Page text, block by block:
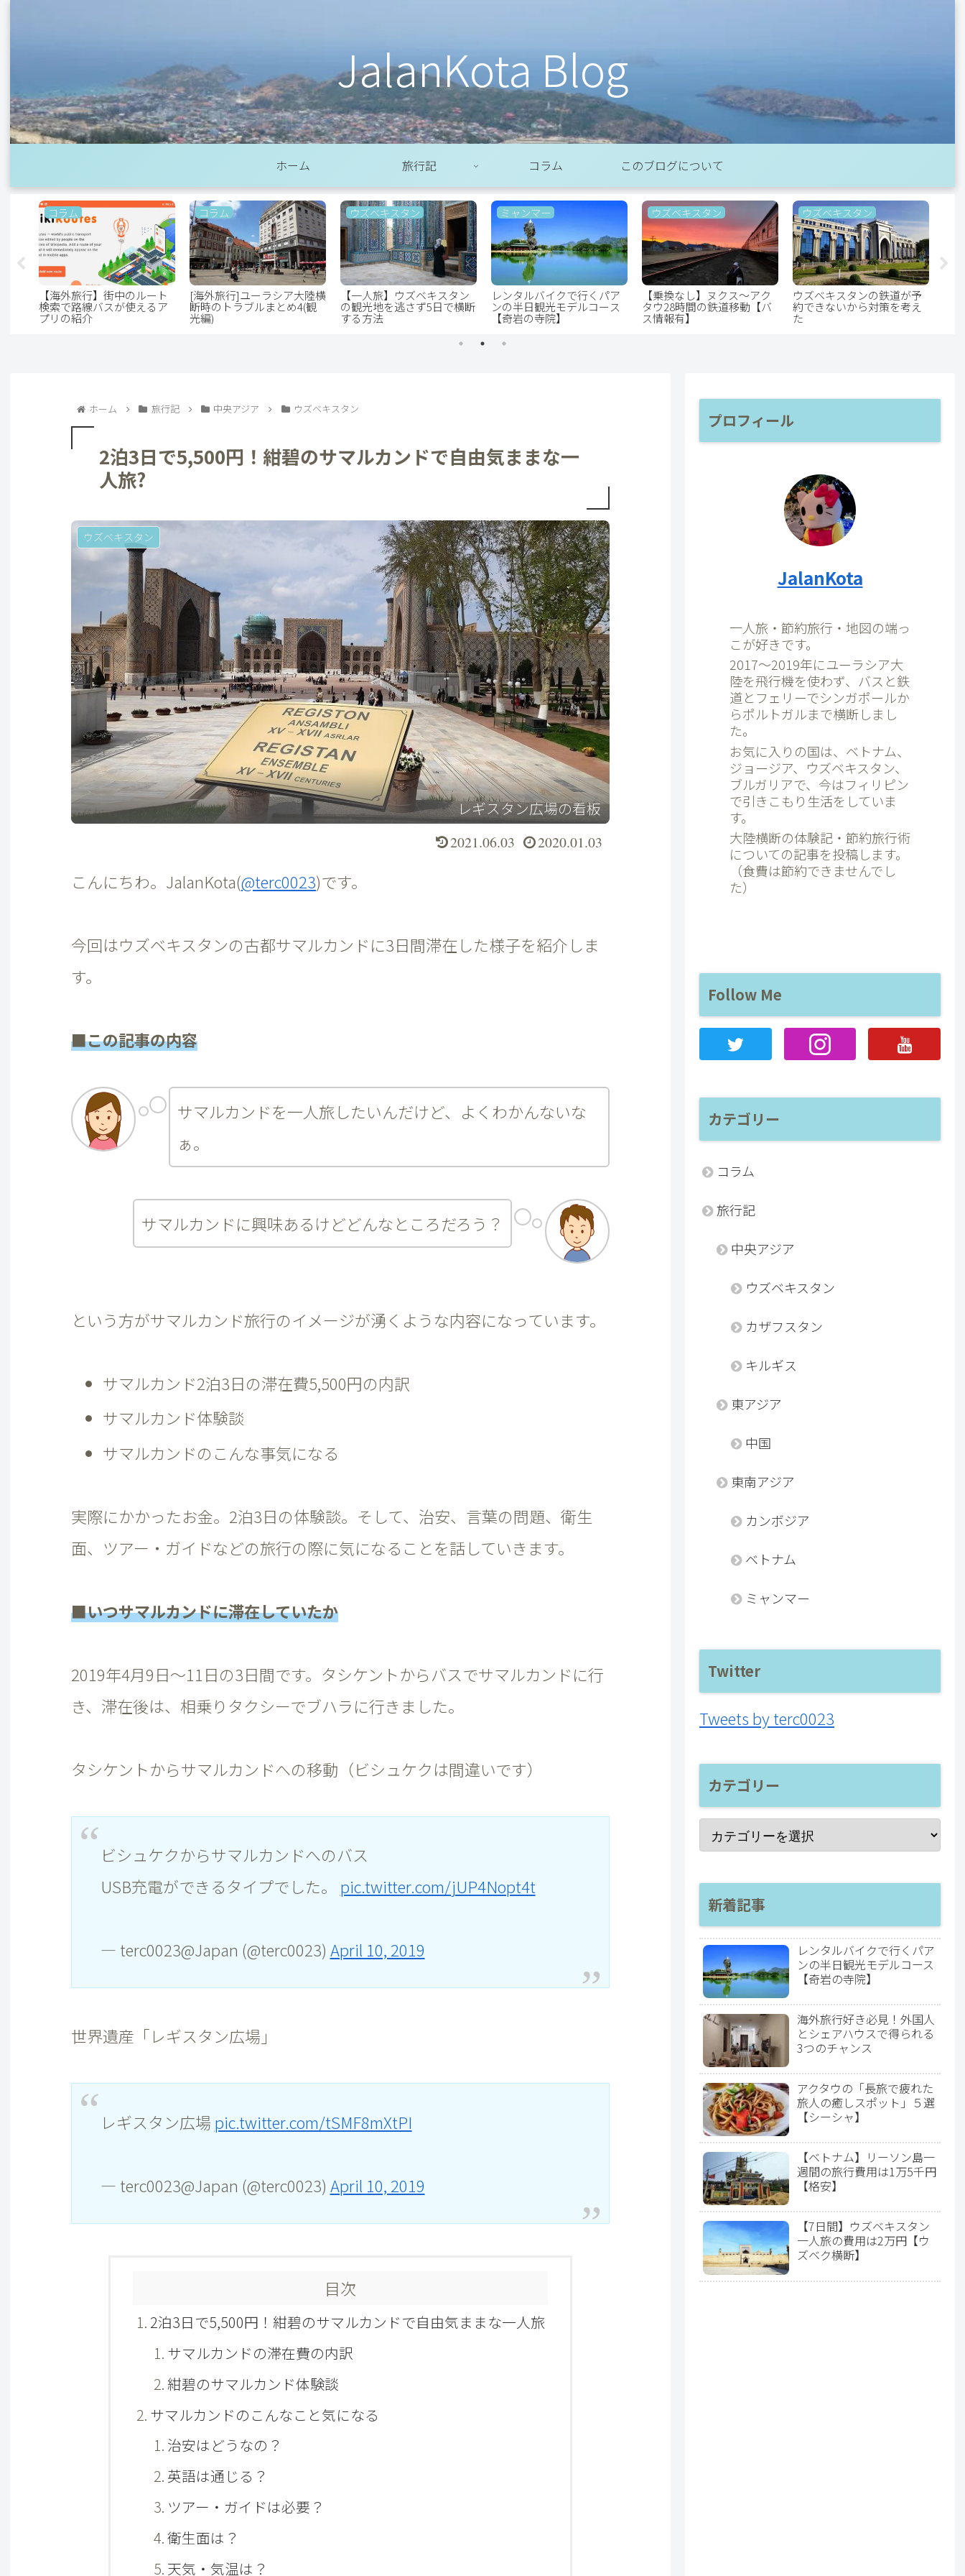
JalanKota Blog
ホーム 旅行記 コラム このブログについて
コラム
【海外旅行】街中のルート
検索で路線バスが使えるア
プリの紹介
コラム
[海外旅行]ユーラシア大陸横
断時のトラブルまとめ4(観
光編)
ウズベキスタン
【一人旅】ウズベキスタン
の観光地を逃さず5日で横断
する方法
ミャンマー
レンタルバイクで行くパア
ンの半日観光モデルコース
【奇岩の寺院】
ウズベキスタン
【乗換なし】ヌクス～アク
タウ28時間の鉄道移動【バ
ス情報有】
ウズベキスタン
ウズベキスタンの鉄道が予
約できないから対策を考え
た
ホーム 旅行記 中央アジア ウズベキスタン
2泊3日で5,500円！紺碧のサマルカンドで自由気ままな一
人旅?
ウズベキスタン
レギスタン広場の看板
2021.06.03 2020.01.03
こんにちわ。JalanKota(@terc0023)です。
今回はウズベキスタンの古都サマルカンドに3日間滞在した様子を紹介しま
す。
■この記事の内容
サマルカンドを一人旅したいんだけど、よくわかんないな
ぁ。
サマルカンドに興味あるけどどんなところだろう？
という方がサマルカンド旅行のイメージが湧くような内容になっています。
サマルカンド2泊3日の滞在費5,500円の内訳
サマルカンド体験談
サマルカンドのこんな事気になる
実際にかかったお金。2泊3日の体験談。そして、治安、言葉の問題、衛生
面、ツアー・ガイドなどの旅行の際に気になることを話していきます。
■いつサマルカンドに滞在していたか
2019年4月9日～11日の3日間です。タシケントからバスでサマルカンドに行
き、滞在後は、相乗りタクシーでブハラに行きました。
タシケントからサマルカンドへの移動（ビシュケクは間違いです）
ビシュケクからサマルカンドへのバス
USB充電ができるタイプでした。 pic.twitter.com/jUP4Nopt4t
— terc0023@Japan (@terc0023) April 10, 2019
世界遺産「レギスタン広場」
レギスタン広場 pic.twitter.com/tSMF8mXtPI
— terc0023@Japan (@terc0023) April 10, 2019
目次
2泊3日で5,500円！紺碧のサマルカンドで自由気ままな一人旅
サマルカンドの滞在費の内訳
紺碧のサマルカンド体験談
サマルカンドのこんなこと気になる
治安はどうなの？
英語は通じる？
ツアー・ガイドは必要？
衛生面は？
天気・気温は？
プロフィール
JalanKota
一人旅・節約旅行・地図の端っ
こが好きです。
2017～2019年にユーラシア大
陸を飛行機を使わず、バスと鉄
道とフェリーでシンガポールか
らポルトガルまで横断しまし
た。
お気に入りの国は、ベトナム、
ジョージア、ウズベキスタン、
ブルガリアで、今はフィリピン
で引きこもり生活をしていま
す。
大陸横断の体験記・節約旅行術
についての記事を投稿します。
（食費は節約できませんでし
た）
Follow Me
カテゴリー
コラム
旅行記
中央アジア
ウズベキスタン
カザフスタン
キルギス
東アジア
中国
東南アジア
カンボジア
ベトナム
ミャンマー
Twitter
Tweets by terc0023
カテゴリー
新着記事
レンタルバイクで行くパア
ンの半日観光モデルコース
【奇岩の寺院】
海外旅行好き必見！外国人
とシェアハウスで得られる
3つのチャンス
アクタウの「長旅で疲れた
旅人の癒しスポット」５選
【シーシャ】
【ベトナム】リーソン島一
週間の旅行費用は1万5千円
【格安】
【7日間】ウズベキスタン
一人旅の費用は2万円【ウ
ズベク横断】